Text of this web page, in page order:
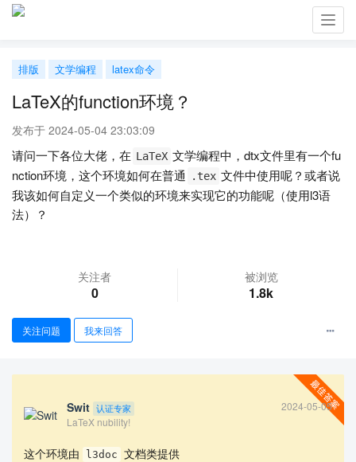
排版 文学编程 latex命令
LaTeX的function环境？
发布于 2024-05-04 23:03:09
请问一下各位大佬，在 LaTeX 文学编程中，dtx文件里有一个fu
nction环境，这个环境如何在普通
.tex 文件中使用呢？或者说
我该如何自定义一个类似的环境来实现它的功能呢（使用l3语
法）？
关注者
0
被浏览
1.8k
关注问题 我来回答
Swit 认证专家
2024-05-05
LaTeX nubility!
这个环境由 l3doc 文档类提供